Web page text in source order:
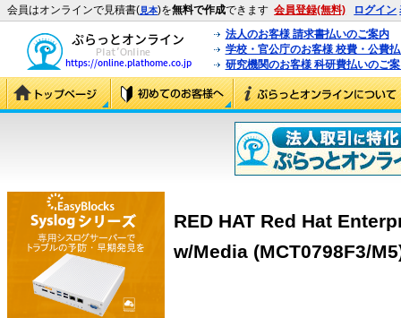
会員はオンラインで見積書(見本)を無料で作成できます 会員登録(無料) ログイン
法人のお客様 請求書払いのご案内
学校・官公庁のお客様 校費・公費
研究機関のお客様 科研費払いのご
RED HAT Red Hat
w/Media (MCT0798F3/